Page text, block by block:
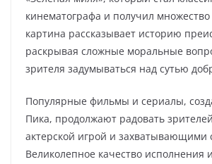
кинематографа и получил множество
картина рассказывает историю
раскрывая сложные моральные
зрителя задумываться над сутью
Популярные фильмы и сериалы,
Пика, продолжают радовать
актерской игрой и захватывающими
Великолепное качество исполнения